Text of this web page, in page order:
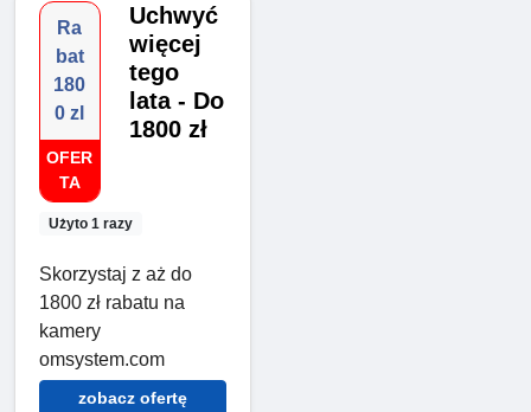
Ra
bat
180
0 zl
OFER
TA
Użyto 1 razy
Uchwyć
więcej
tego
lata - Do
1800 zł
Skorzystaj z aż do
1800 zł rabatu na
kamery
omsystem.com
zobacz ofertę